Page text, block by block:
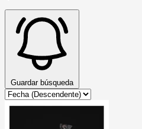
Guardar búsqueda